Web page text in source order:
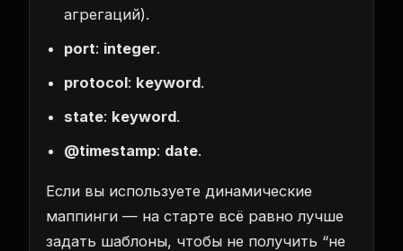
агрегаций).
port: integer.
protocol: keyword.
state: keyword.
@timestamp: date.
Если вы используете динамические
маппинги — на старте всё равно лучше
задать шаблоны, чтобы не получить “не